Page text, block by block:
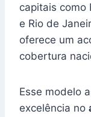
capitais como
e Rio de
oferece um
cobertura
Esse modelo
excelência no